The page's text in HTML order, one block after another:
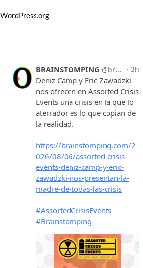
WordPress.org